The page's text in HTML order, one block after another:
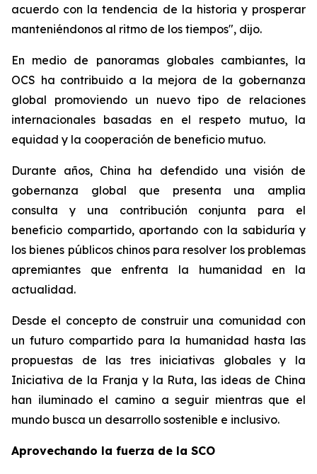
acuerdo con la tendencia de la historia y prosperar
manteniéndonos al ritmo de los tiempos", dijo.
En medio de panoramas globales cambiantes, la
OCS ha contribuido a la mejora de la gobernanza
global promoviendo un nuevo tipo de relaciones
internacionales basadas en el respeto mutuo, la
equidad y la cooperación de beneficio mutuo.
Durante años, China ha defendido una visión de
gobernanza global que presenta una amplia
consulta y una contribución conjunta para el
beneficio compartido, aportando con la sabiduría y
los bienes públicos chinos para resolver los problemas
apremiantes que enfrenta la humanidad en la
actualidad.
Desde el concepto de construir una comunidad con
un futuro compartido para la humanidad hasta las
propuestas de las tres iniciativas globales y la
Iniciativa de la Franja y la Ruta, las ideas de China
han iluminado el camino a seguir mientras que el
mundo busca un desarrollo sostenible e inclusivo.
Aprovechando la fuerza de la SCO